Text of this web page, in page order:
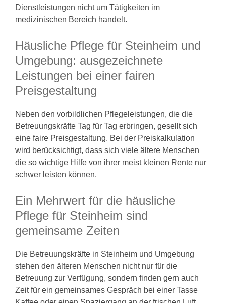
Dienstleistungen nicht um Tätigkeiten im
medizinischen Bereich handelt.
Häusliche Pflege für Steinheim und
Umgebung: ausgezeichnete
Leistungen bei einer fairen
Preisgestaltung
Neben den vorbildlichen Pflegeleistungen, die die
Betreuungskräfte Tag für Tag erbringen, gesellt sich
eine faire Preisgestaltung. Bei der Preiskalkulation
wird berücksichtigt, dass sich viele ältere Menschen
die so wichtige Hilfe von ihrer meist kleinen Rente nur
schwer leisten können.
Ein Mehrwert für die häusliche
Pflege für Steinheim sind
gemeinsame Zeiten
Die Betreuungskräfte in Steinheim und Umgebung
stehen den älteren Menschen nicht nur für die
Betreuung zur Verfügung, sondern finden gern auch
Zeit für ein gemeinsames Gespräch bei einer Tasse